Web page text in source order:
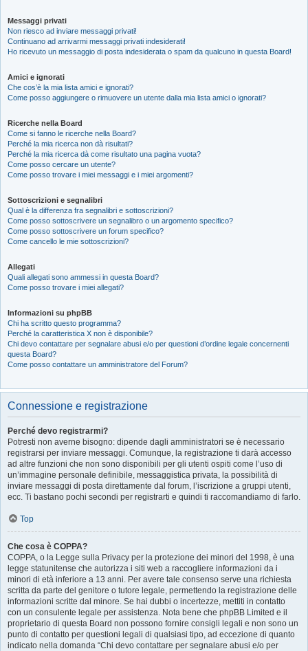
Messaggi privati
Non riesco ad inviare messaggi privati!
Continuano ad arrivarmi messaggi privati indesiderati!
Ho ricevuto un messaggio di posta indesiderata o spam da qualcuno in questa Board!
Amici e ignorati
Che cos’è la mia lista amici e ignorati?
Come posso aggiungere o rimuovere un utente dalla mia lista amici o ignorati?
Ricerche nella Board
Come si fanno le ricerche nella Board?
Perché la mia ricerca non dà risultati?
Perché la mia ricerca dà come risultato una pagina vuota?
Come posso cercare un utente?
Come posso trovare i miei messaggi e i miei argomenti?
Sottoscrizioni e segnalibri
Qual è la differenza fra segnalibri e sottoscrizioni?
Come posso sottoscrivere un segnalibro o un argomento specifico?
Come posso sottoscrivere un forum specifico?
Come cancello le mie sottoscrizioni?
Allegati
Quali allegati sono ammessi in questa Board?
Come posso trovare i miei allegati?
Informazioni su phpBB
Chi ha scritto questo programma?
Perché la caratteristica X non è disponibile?
Chi devo contattare per segnalare abusi e/o per questioni d’ordine legale concernenti
questa Board?
Come posso contattare un amministratore del Forum?
Connessione e registrazione
Perché devo registrarmi?
Potresti non averne bisogno: dipende dagli amministratori se è necessario
registrarsi per inviare messaggi. Comunque, la registrazione ti darà accesso
ad altre funzioni che non sono disponibili per gli utenti ospiti come l’uso di
un’immagine personale definibile, messaggistica privata, la possibilità di
inviare messaggi di posta direttamente dal forum, l’iscrizione a gruppi utenti,
ecc. Ti bastano pochi secondi per registrarti e quindi ti raccomandiamo di farlo.
Top
Che cosa è COPPA?
COPPA, o la Legge sulla Privacy per la protezione dei minori del 1998, è una
legge statunitense che autorizza i siti web a raccogliere informazioni da i
minori di età inferiore a 13 anni. Per avere tale consenso serve una richiesta
scritta da parte del genitore o tutore legale, permettendo la registrazione delle
informazioni scritte dal minore. Se hai dubbi o incertezze, mettiti in contatto
con un consulente legale per assistenza. Nota bene che phpBB Limited e il
proprietario di questa Board non possono fornire consigli legali e non sono un
punto di contatto per questioni legali di qualsiasi tipo, ad eccezione di quanto
indicato nella domanda “Chi devo contattare per segnalare abusi e/o per